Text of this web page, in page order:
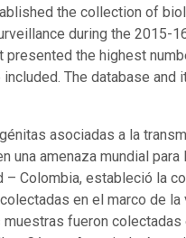
the collection of
during the 2015-
the highest
The database
asociadas a la
una amenaza mundial
– Colombia, estableció la
en el marco de
fueron